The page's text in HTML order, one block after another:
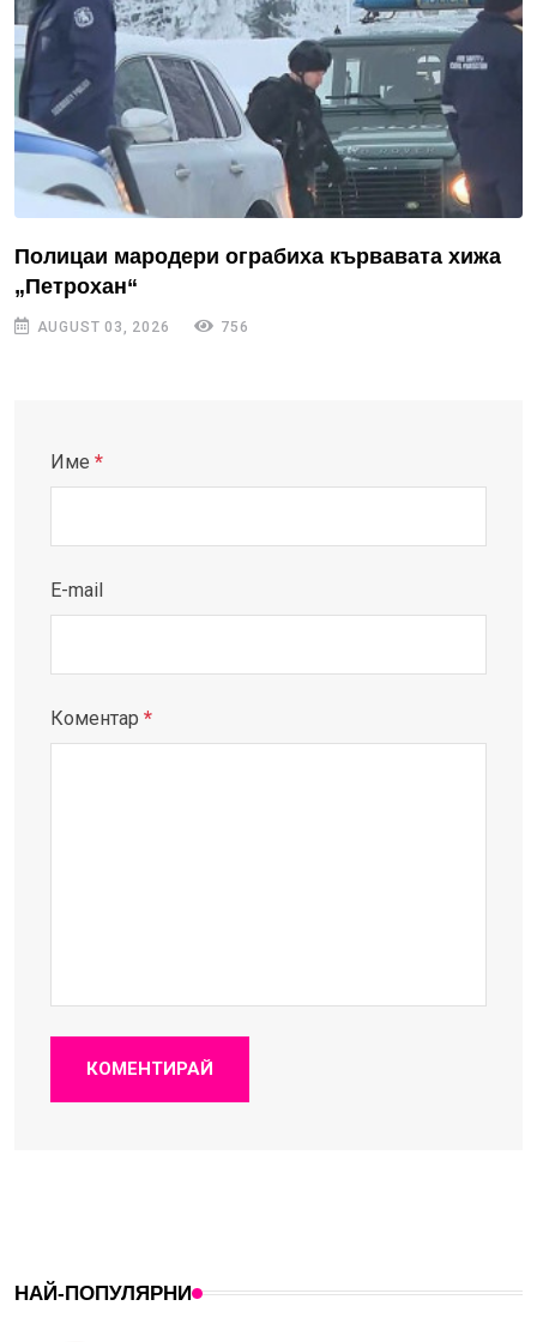
Полицаи мародери ограбиха кървавата хижа
„Петрохан“
AUGUST 03, 2026 756
Име *
E-mail
Коментар *
КОМЕНТИРАЙ
НАЙ-ПОПУЛЯРНИ